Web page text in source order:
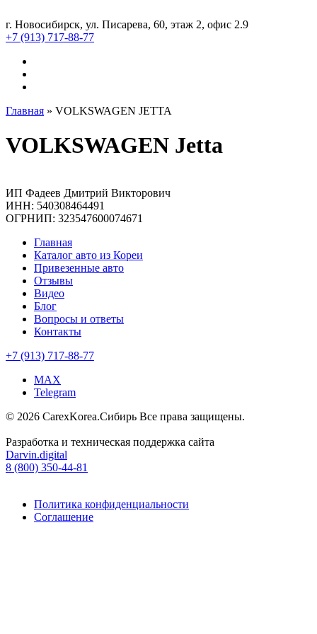
г. Новосибирск, ул. Писарева, 60, этаж 2, офис 2.9
+7 (913) 717-88-77
Главная » VOLKSWAGEN JETTA
VOLKSWAGEN Jetta
ИП Фадеев Дмитрий Викторович
ИНН: 540308464491
ОГРНИП: 323547600074671
Главная
Каталог авто из Кореи
Привезенные авто
Отзывы
Видео
Блог
Вопросы и ответы
Контакты
+7 (913) 717-88-77
MAX
Telegram
© 2026 CarexKorea.Сибирь Все права защищены.
Разработка и техническая поддержка сайта
Darvin.digital
8 (800) 350-44-81
Политика конфиденциальности
Соглашение